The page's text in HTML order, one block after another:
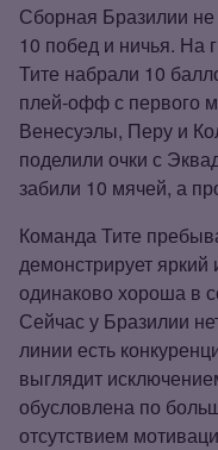
Сборная Бразилии
10 побед и ничья. На
Тите набрали 10
плей‑офф с первого
Венесуэлы, Перу и
поделили очки с
забили 10 мячей, а
Команда Тите
демонстрирует
одинаково хороша в
Сейчас у Бразилии
линии есть
выглядит
обусловлена по
отсутствием